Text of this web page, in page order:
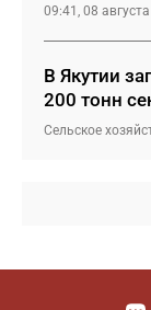
09:41, 08 августа
В Якутии
200 тонн
Сельское